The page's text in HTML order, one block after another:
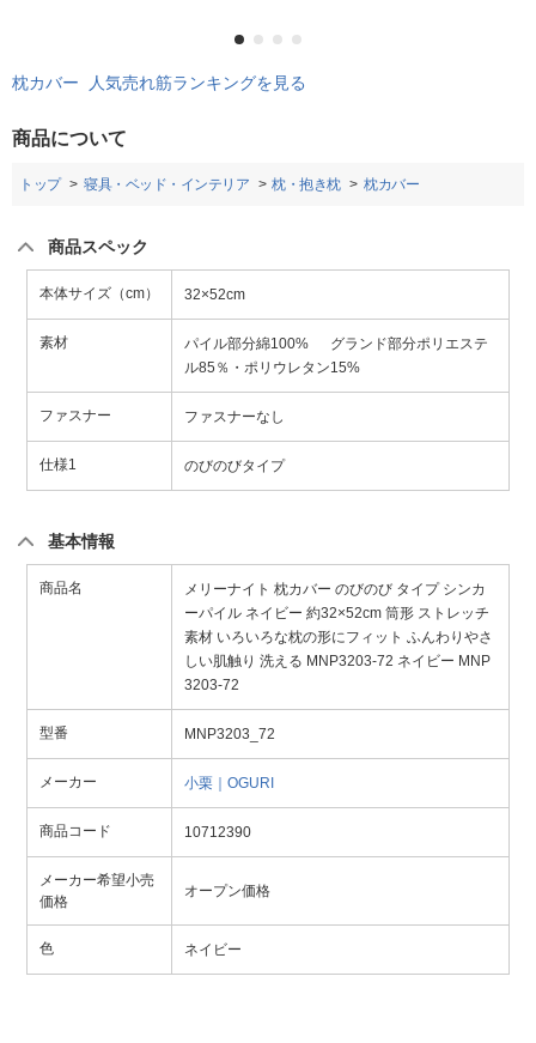
枕カバー 人気売れ筋ランキングを見る
商品について
トップ 寝具・ベッド・インテリア 枕・抱き枕 枕カバー
商品スペック
本体サイズ（cm） 32×52cm
素材
パイル部分綿100% グランド部分ポリエステ
ル85％・ポリウレタン15%
ファスナー ファスナーなし
仕様1 のびのびタイプ
基本情報
商品名
メリーナイト 枕カバー のびのび タイプ シンカ
ーパイル ネイビー 約32×52cm 筒形 ストレッチ
素材 いろいろな枕の形にフィット ふんわりやさ
しい肌触り 洗える MNP3203-72 ネイビー MNP
3203-72
型番 MNP3203_72
メーカー 小栗｜OGURI
商品コード 10712390
メーカー希望小売
価格
オープン価格
色 ネイビー